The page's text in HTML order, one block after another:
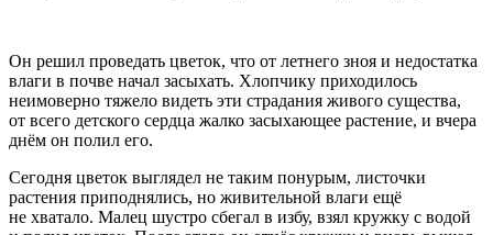
Он решил проведать цветок, что от летнего зноя и недостатка
влаги в почве начал засыхать. Хлопчику приходилось
неимоверно тяжело видеть эти страдания живого существа,
от всего детского сердца жалко засыхающее растение, и вчера
днём он полил его.
Сегодня цветок выглядел не таким понурым, листочки
растения приподнялись, но живительной влаги ещё
не хватало. Малец шустро сбегал в избу, взял кружку с водой